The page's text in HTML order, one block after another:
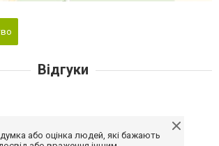
Відгуки
думка або оцінка людей, які бажають